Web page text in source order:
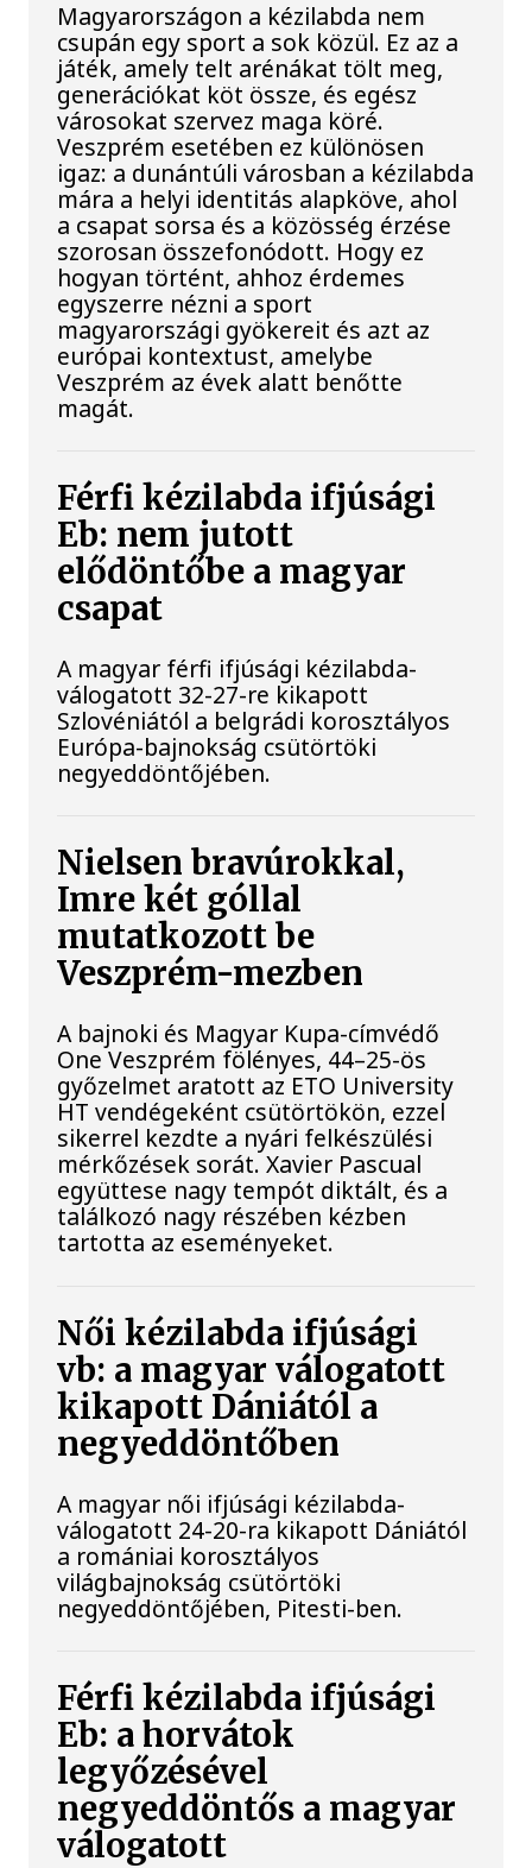
Magyarországon a kézilabda nem
csupán egy sport a sok közül. Ez az a
játék, amely telt arénákat tölt meg,
generációkat köt össze, és egész
városokat szervez maga köré.
Veszprém esetében ez különösen
igaz: a dunántúli városban a kézilabda
mára a helyi identitás alapköve, ahol
a csapat sorsa és a közösség érzése
szorosan összefonódott. Hogy ez
hogyan történt, ahhoz érdemes
egyszerre nézni a sport
magyarországi gyökereit és azt az
európai kontextust, amelybe
Veszprém az évek alatt benőtte
magát.
Férfi kézilabda ifjúsági
Eb: nem jutott
elődöntőbe a magyar
csapat
A magyar férfi ifjúsági kézilabda-
válogatott 32-27-re kikapott
Szlovéniától a belgrádi korosztályos
Európa-bajnokság csütörtöki
negyeddöntőjében.
Nielsen bravúrokkal,
Imre két góllal
mutatkozott be
Veszprém-mezben
A bajnoki és Magyar Kupa-címvédő
One Veszprém fölényes, 44–25-ös
győzelmet aratott az ETO University
HT vendégeként csütörtökön, ezzel
sikerrel kezdte a nyári felkészülési
mérkőzések sorát. Xavier Pascual
együttese nagy tempót diktált, és a
találkozó nagy részében kézben
tartotta az eseményeket.
Női kézilabda ifjúsági
vb: a magyar válogatott
kikapott Dániától a
negyeddöntőben
A magyar női ifjúsági kézilabda-
válogatott 24-20-ra kikapott Dániától
a romániai korosztályos
világbajnokság csütörtöki
negyeddöntőjében, Pitesti-ben.
Férfi kézilabda ifjúsági
Eb: a horvátok
legyőzésével
negyeddöntős a magyar
válogatott